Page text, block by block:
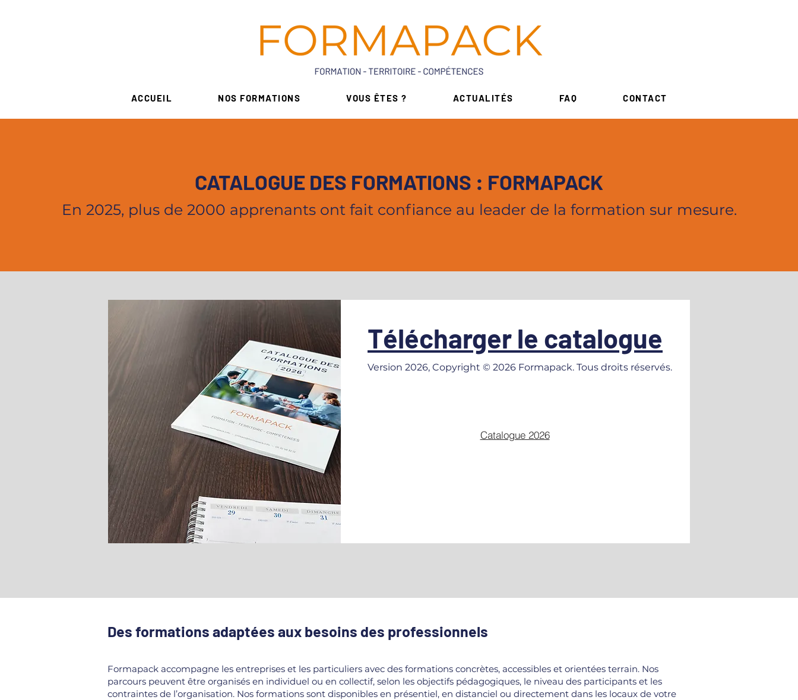
ACCUEIL NOS FORMATIONS VOUS ÊTES ? ACTUALITÉS FAQ CONTACT
CATALOGUE DES FORMATIONS : FORMAPACK
En 2025, plus de 2000 apprenants ont fait confiance au leader de la formation sur mesure.
Télécharger le catalogue
Version 2026, Copyright © 2026 Formapack. Tous droits réservés.
Catalogue 2026
Des formations adaptées aux besoins des professionnels
Formapack accompagne les entreprises et les particuliers avec des formations concrètes, accessibles et orientées terrain. Nos
parcours peuvent être organisés en individuel ou en collectif, selon les objectifs pédagogiques, le niveau des participants et les
contraintes de l’organisation. Nos formations sont disponibles en présentiel, en distanciel ou directement dans les locaux de votre